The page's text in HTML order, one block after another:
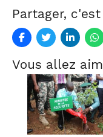
Partager,
Vous allez